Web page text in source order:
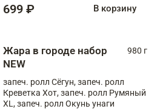
699 ₽ В корзину
Жара в городе набор
NEW
980 г
запеч. ролл Сёгун, запеч. ролл
Креветка Хот, запеч. ролл Румяный
XL, запеч. ролл Окунь унаги